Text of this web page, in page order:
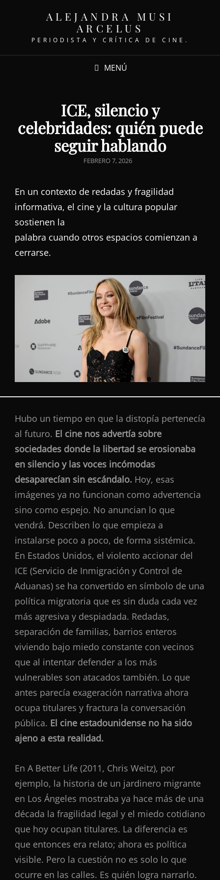
ALEJANDRA MUSI
ARCELUS
PERIODISTA Y CRÍTICA DE CINE.
MENÚ
ICE, silencio y
celebridades: quién puede
seguir hablando
PUBLICADO
FEBRERO 7, 2026
En un contexto de redadas y fragilidad
informativa, el cine y la cultura popular
sostienen la
palabra cuando otros espacios comienzan a
cerrarse.
Hubo un tiempo en que la distopía pertenecía
al futuro. El cine nos advertía sobre
sociedades donde la libertad se erosionaba
en silencio y las voces incómodas
desaparecían sin escándalo. Hoy, esas
imágenes ya no funcionan como advertencia
sino como espejo. No anuncian lo que
vendrá. Describen lo que empieza a
instalarse poco a poco, de forma sistémica.
En Estados Unidos, el violento accionar del
ICE (Servicio de Inmigración y Control de
Aduanas) se ha convertido en símbolo de una
política migratoria que es sin duda cada vez
más agresiva y despiadada. Redadas,
separación de familias, barrios enteros
viviendo bajo miedo constante con vecinos
que al intentar defender a los más
vulnerables son atacados también. Lo que
antes parecía exageración narrativa ahora
ocupa titulares y fractura la conversación
pública. El cine estadounidense no ha sido
ajeno a esta realidad.
En A Better Life (2011, Chris Weitz), por
ejemplo, la historia de un jardinero migrante
en Los Ángeles mostraba ya hace más de una
década la fragilidad legal y el miedo cotidiano
que hoy ocupan titulares. La diferencia es
que entonces era relato; ahora es política
visible. Pero la cuestión no es solo lo que
ocurre en las calles. Es quién logra narrarlo.